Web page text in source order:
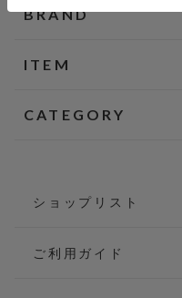
BRAND
ITEM
CATEGORY
ショップリスト
ご利用ガイド